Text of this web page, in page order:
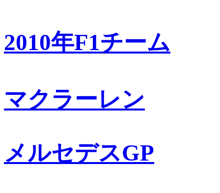
2010年F1チーム
マクラーレン
メルセデスGP